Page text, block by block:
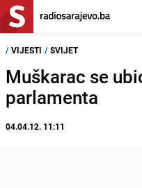
/ VIJESTI / SVIJET
Muškarac se
parlamenta
04.04.12. 11:11